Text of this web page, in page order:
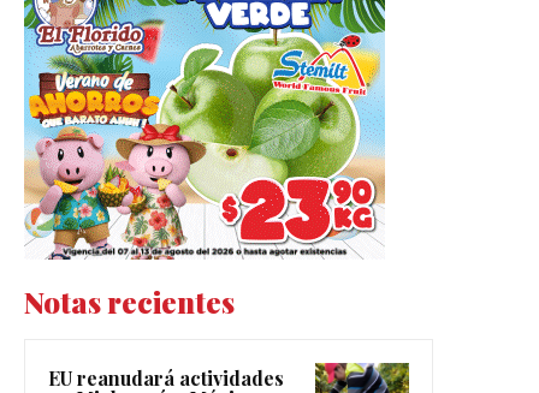
Notas recientes
EU reanudará actividades